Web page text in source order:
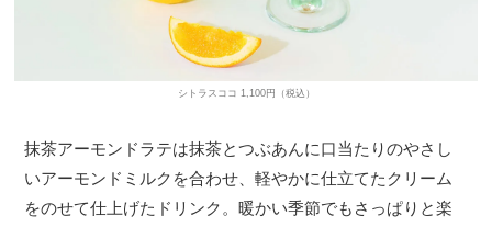
シトラスココ 1,100円（税込）
抹茶アーモンドラテは抹茶とつぶあんに口当たりのやさし
いアーモンドミルクを合わせ、軽やかに仕立てたクリーム
をのせて仕上げたドリンク。暖かい季節でもさっぱりと楽